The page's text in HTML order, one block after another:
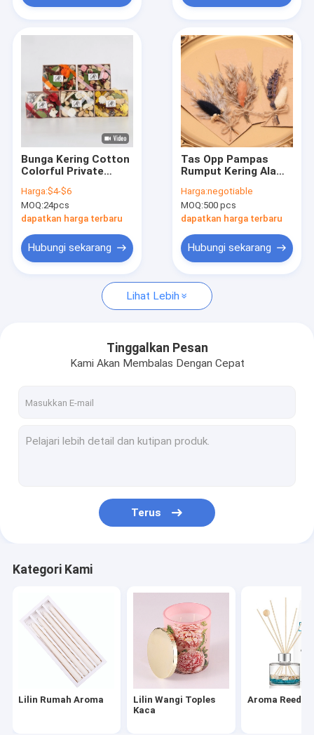
Video
Tentang kita
Wisata pabrik
Hubungi kami
Berita
Lilin Wangi Toples Kaca
Aroma Reed Diffuser
Lilin Sereh Luar Ruangan
Sachet Kamar Beraroma
Set Hadiah Wewangian Rumah
Minyak Esensial Wewangian Rumah
Tempat Lilin Tealight
Bunga Kering Cotton
Colorful Private
Eternal Potpourri For
Home Set Gift
Harga:$4-$6
MOQ:24pcs
dapatkan harga terbaru
Hubungi sekarang
Tas Opp Pampas
Rumput Kering Alami
Harga:negotiable
MOQ:500 pcs
dapatkan harga terbaru
Hubungi sekarang
Lihat Lebih
Tinggalkan Pesan
Kami Akan Membalas Dengan Cepat
Terus
Kategori Kami
Lilin Rumah Aroma
Lilin Wangi Toples
Kaca
Aroma Reed